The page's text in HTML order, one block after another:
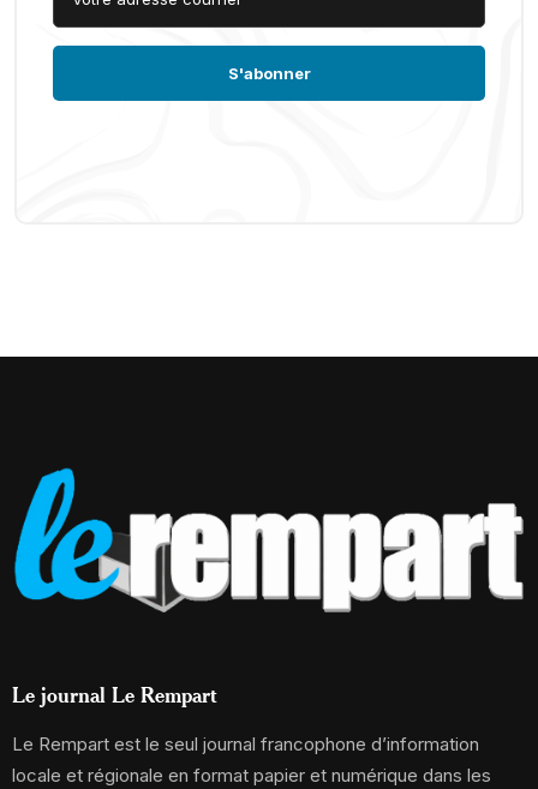
Le journal Le Rempart
Le Rempart est le seul journal francophone d’information
locale et régionale en format papier et numérique dans les